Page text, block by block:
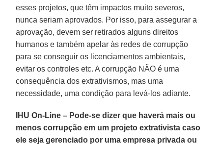
esses projetos, que têm impactos muito severos,
nunca seriam aprovados. Por isso, para assegurar a
aprovação, devem ser retirados alguns direitos
humanos e também apelar às redes de corrupção
para se conseguir os licenciamentos ambientais,
evitar os controles etc. A corrupção NÃO é uma
consequência dos extrativismos, mas uma
necessidade, uma condição para levá-los adiante.
IHU On-Line – Pode-se dizer que haverá mais ou
menos corrupção em um projeto extrativista caso
ele seja gerenciado por uma empresa privada ou